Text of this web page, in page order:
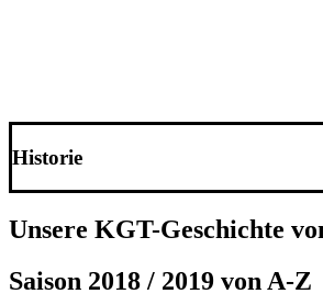
Historie
Unsere KGT-Geschichte
Saison 2018 / 2019 von A-Z